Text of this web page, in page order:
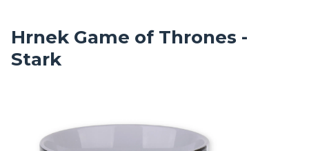
Hrnek Game of Thrones -
Stark